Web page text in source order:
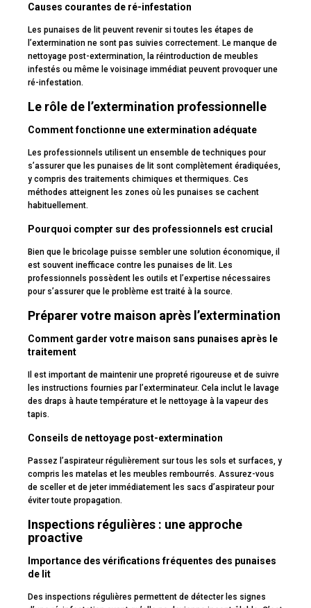
Causes courantes de ré-infestation
Les punaises de lit peuvent revenir si toutes les étapes de
l’extermination ne sont pas suivies correctement. Le manque de
nettoyage post-extermination, la réintroduction de meubles
infestés ou même le voisinage immédiat peuvent provoquer une
ré-infestation.
Le rôle de l’extermination professionnelle
Comment fonctionne une extermination adéquate
Les professionnels utilisent un ensemble de techniques pour
s’assurer que les punaises de lit sont complètement éradiquées,
y compris des traitements chimiques et thermiques. Ces
méthodes atteignent les zones où les punaises se cachent
habituellement.
Pourquoi compter sur des professionnels est crucial
Bien que le bricolage puisse sembler une solution économique, il
est souvent inefficace contre les punaises de lit. Les
professionnels possèdent les outils et l’expertise nécessaires
pour s’assurer que le problème est traité à la source.
Préparer votre maison après l’extermination
Comment garder votre maison sans punaises après le
traitement
Il est important de maintenir une propreté rigoureuse et de suivre
les instructions fournies par l’exterminateur. Cela inclut le lavage
des draps à haute température et le nettoyage à la vapeur des
tapis.
Conseils de nettoyage post-extermination
Passez l’aspirateur régulièrement sur tous les sols et surfaces, y
compris les matelas et les meubles rembourrés. Assurez-vous
de sceller et de jeter immédiatement les sacs d’aspirateur pour
éviter toute propagation.
Inspections régulières : une approche
proactive
Importance des vérifications fréquentes des punaises
de lit
Des inspections régulières permettent de détecter les signes